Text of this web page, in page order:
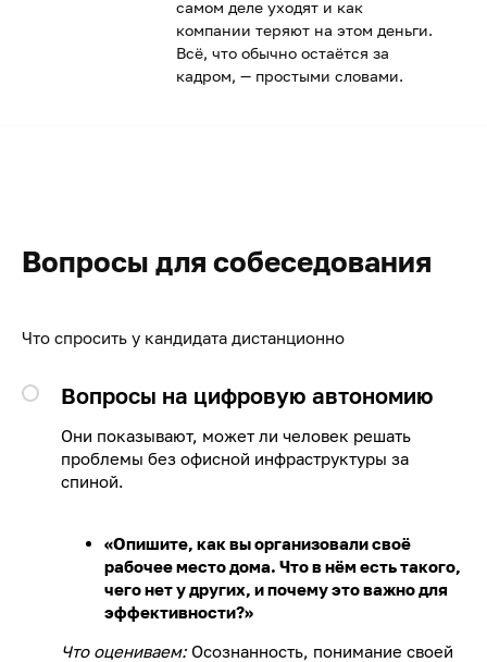
самом деле уходят и как
компании теряют на этом деньги.
Всё, что обычно остаётся за
кадром, — простыми словами.
Вопросы для собеседования
Что спросить у кандидата дистанционно
Вопросы на цифровую автономию
Они показывают, может ли человек решать
проблемы без офисной инфраструктуры за
спиной.
«Опишите, как вы организовали своё
рабочее место дома. Что в нём есть такого,
чего нет у других, и почему это важно для
эффективности?»
Что оцениваем: Осознанность, понимание своей